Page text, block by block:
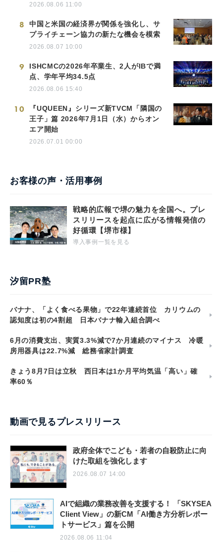
2026.08.06 11:00
8
中国と米国の経済界が関係を強化し、サ
プライチェーン協力の新たな機会を模索
2026.08.07 10:00
9
ISHCMCの2026年卒業生、2人がIBで満
点、学年平均34.5点
2026.08.06 15:40
10
『UQUEEN』シリーズ新TVCM「隣国の
王子」篇 2026年7月1日（水）からオン
エア開始
2026.07.01 00:00
お客様の声・活用事例
戦略的広報で堺の魅力を全国へ。プレ
スリリースを起点に広がる情報発信の
好循環【堺市様】
導入事例一覧を見る
汐留PR塾
バナナ、「よく食べる果物」で22年連続首位 カリウムの
認知度は初の4割超 日本バナナ輸入組合調べ
6月の消費支出、実質3.3%減で7か月連続のマイナス 冷暖
房用器具は22.7%減 総務省家計調査
きょう8月7日は立秋 西日本は1か月平均気温「高い」確
率60％
動画で見るプレスリリース
政府全体でこども・若者の自殺防止に向
けた取組を強化します
2026.08.07 14:00
AIで組織の業務改善を支援する！ 「SKYSEA
Client View」の新CM「AI働き方分析レポー
トサービス」篇を公開
2026.08.06 11:04